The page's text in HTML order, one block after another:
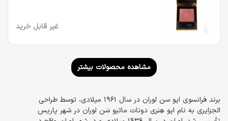
غیر قابل خرید
مشاهده محصولات بیشتر
برند فرانسوی ایو سن لوران در سال 1961 میلادی، توسط طراحی
الجزایری به نام ایو هِنری دونات ماتیو سَن لوران در شهر پاریس